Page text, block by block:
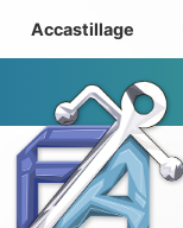
Accastillage